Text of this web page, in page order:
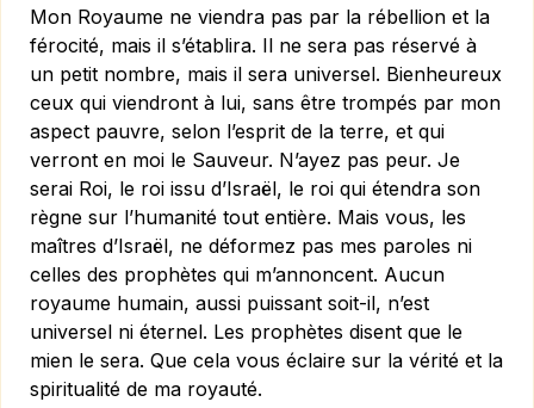
Mon Royaume ne viendra pas par la rébellion et la
férocité, mais il s’établira. Il ne sera pas réservé à
un petit nombre, mais il sera universel. Bienheureux
ceux qui viendront à lui, sans être trompés par mon
aspect pauvre, selon l’esprit de la terre, et qui
verront en moi le Sauveur. N’ayez pas peur. Je
serai Roi, le roi issu d’Israël, le roi qui étendra son
règne sur l’humanité tout entière. Mais vous, les
maîtres d’Israël, ne déformez pas mes paroles ni
celles des prophètes qui m’annoncent. Aucun
royaume humain, aussi puissant soit-il, n’est
universel ni éternel. Les prophètes disent que le
mien le sera. Que cela vous éclaire sur la vérité et la
spiritualité de ma royauté.